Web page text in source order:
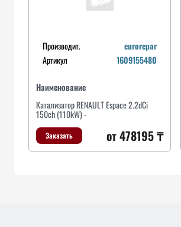
Производит.
eurorepar
Артикул
1609155480
Наименование
Катализатор RENAULT Espace 2.2dCi
150ch (110kW) -
Заказать от 478195 ₸